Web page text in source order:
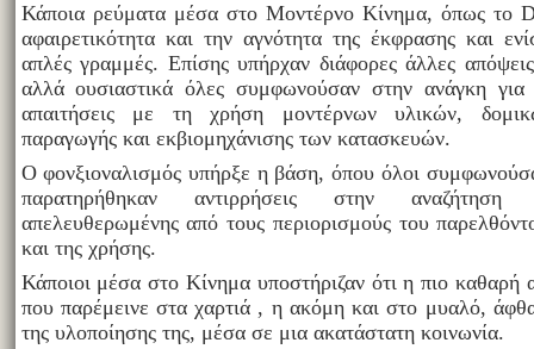
Κάποια ρεύματα μέσα στο Μοντέρνο Κίνημα, όπως το
αφαιρετικότητα και την αγνότητα της έκφρασης και
απλές γραμμές. Επίσης υπήρχαν διάφορες άλλες
αλλά ουσιαστικά όλες συμφωνούσαν στην ανάγκη για
απαιτήσεις με τη χρήση μοντέρνων υλικών,
παραγωγής και εκβιομηχάνισης των κατασκευών.
Ο φονξιοναλισμός υπήρξε η βάση, όπου όλοι
παρατηρήθηκαν αντιρρήσεις στην αναζήτηση
απελευθερωμένης από τους περιορισμούς του
και της χρήσης.
Κάποιοι μέσα στο Κίνημα υποστήριζαν ότι η πιο καθαρή
που παρέμεινε στα χαρτιά , η ακόμη και στο μυαλό,
της υλοποίησης της, μέσα σε μια ακατάστατη κοινωνία.